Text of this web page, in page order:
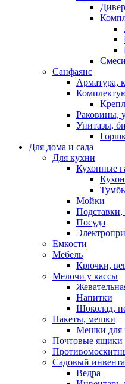
Санфаянс
Арматура,
Раковины,
Унитазы,
Для дома и сада
Для кухни
Кухонные
Мойки
Посуда
Емкости
Мебель
Крючки,
Мелочи у кассы
Напитки
Шоколад,
Пакеты, мешки
Мешки для
Почтовые ящики
Садовый
Ведра